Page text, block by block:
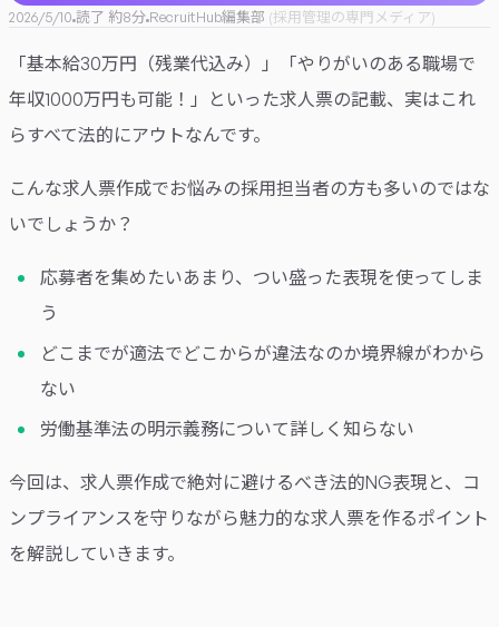
2026/5/10 読了 約8分 RecruitHub編集部 (採用管理の専門メディア)
「基本給30万円（残業代込み）」「やりがいのある職場で
年収1000万円も可能！」といった求人票の記載、実はこれ
らすべて法的にアウトなんです。
こんな求人票作成でお悩みの採用担当者の方も多いのではな
いでしょうか？
応募者を集めたいあまり、つい盛った表現を使ってしま
う
どこまでが適法でどこからが違法なのか境界線がわから
ない
労働基準法の明示義務について詳しく知らない
今回は、求人票作成で絶対に避けるべき法的NG表現と、コ
ンプライアンスを守りながら魅力的な求人票を作るポイント
を解説していきます。